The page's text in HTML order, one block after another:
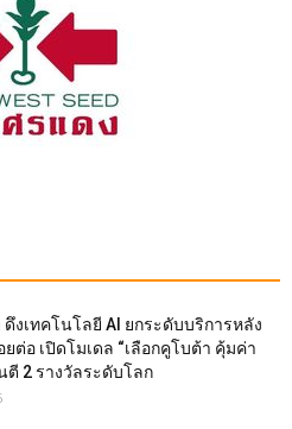
งเทคโนโลยี AI ยกระดับบริการหลัง
ยต่อ เปิดโมเดล “เลือกคูโบต้า คุ้มค่า
ตี 2 รางวัลระดับโลก